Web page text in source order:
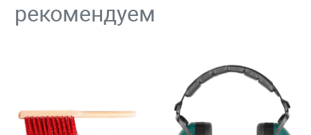
рекомендуем